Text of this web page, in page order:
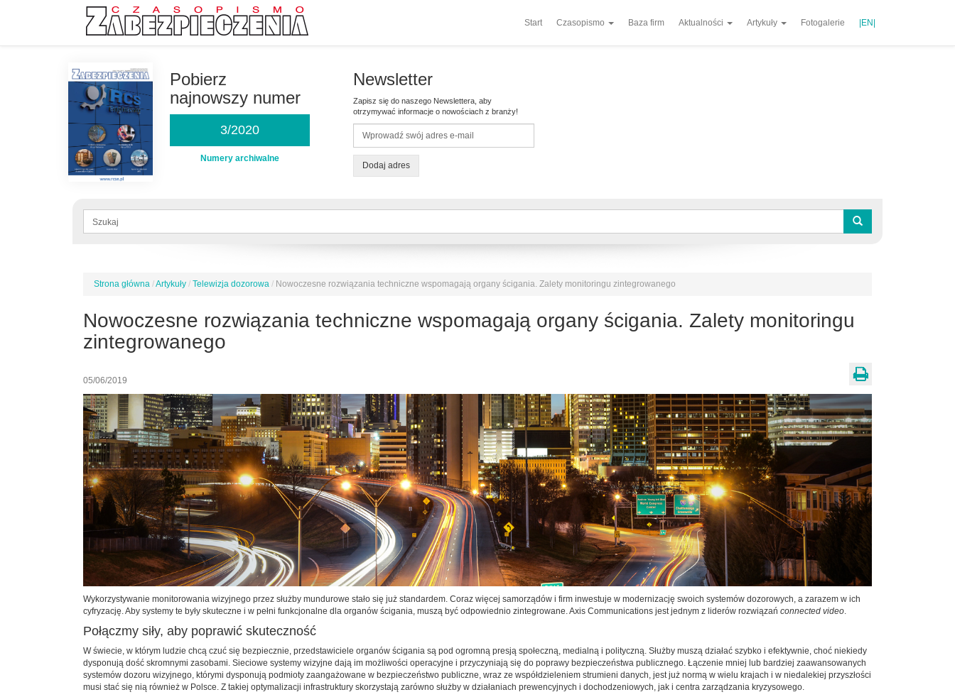
Start Czasopismo Baza firm Aktualności Artykuły Fotogalerie |EN|
Pobierz
najnowszy numer
3/2020
Numery archiwalne
Newsletter
Zapisz się do naszego Newslettera, aby
otrzymywać informacje o nowościach z branży!
Dodaj adres
Formularz
Jesteś
Strona główna /Artykuły / Telewizja dozorowa / Nowoczesne rozwiązania techniczne wspomagają organy ścigania. Zalety monitoringu zintegrowanego
Nowoczesne rozwiązania techniczne wspomagają organy ścigania. Zalety monitoringu
zintegrowanego
05/06/2019
Wykorzystywanie monitorowania wizyjnego przez służby mundurowe stało się już standardem. Coraz więcej samorządów i firm inwestuje w modernizację swoich systemów dozorowych, a zarazem w ich
cyfryzację. Aby systemy te były skuteczne i w pełni funkcjonalne dla organów ścigania, muszą być odpowiednio zintegrowane. Axis Communications jest jednym z liderów rozwiązań connected video.
Połączmy siły, aby poprawić skuteczność
W świecie, w którym ludzie chcą czuć się bezpiecznie, przedstawiciele organów ścigania są pod ogromną presją społeczną, medialną i polityczną. Służby muszą działać szybko i efektywnie, choć niekiedy
dysponują dość skromnymi zasobami. Sieciowe systemy wizyjne dają im możliwości operacyjne i przyczyniają się do poprawy bezpieczeństwa publicznego. Łączenie mniej lub bardziej zaawansowanych
systemów dozoru wizyjnego, którymi dysponują podmioty zaangażowane w bezpieczeństwo publiczne, wraz ze współdzieleniem strumieni danych, jest już normą w wielu krajach i w niedalekiej przyszłości
musi stać się nią również w Polsce. Z takiej optymalizacji infrastruktury skorzystają zarówno służby w działaniach prewencyjnych i dochodzeniowych, jak i centra zarządzania kryzysowego.